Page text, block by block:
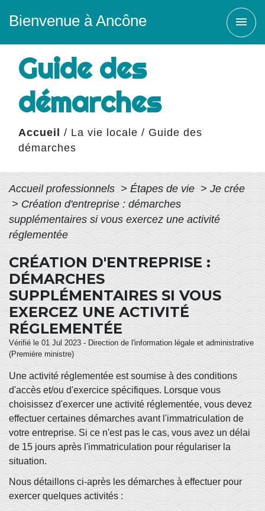
Bienvenue à Ancône menu
Guide des
démarches
Accueil / La vie locale / Guide des
démarches
Accueil professionnels > Étapes de vie > Je crée
> Création d'entreprise : démarches
supplémentaires si vous exercez une activité
réglementée
CRÉATION D'ENTREPRISE :
DÉMARCHES
SUPPLÉMENTAIRES SI VOUS
EXERCEZ UNE ACTIVITÉ
RÉGLEMENTÉE
Vérifié le 01 Jul 2023 - Direction de l'information légale et administrative
(Première ministre)
Une activité réglementée est soumise à des conditions
d'accès et/ou d'exercice spécifiques. Lorsque vous
choisissez d'exercer une activité réglementée, vous devez
effectuer certaines démarches avant l'immatriculation de
votre entreprise. Si ce n'est pas le cas, vous avez un délai
de 15 jours après l'immatriculation pour régulariser la
situation.
Nous détaillons ci-après les démarches à effectuer pour
exercer quelques activités :